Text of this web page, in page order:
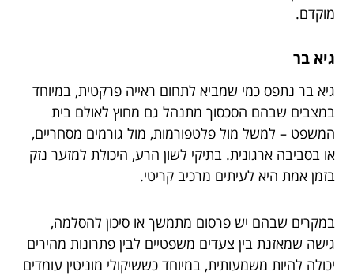
מוקדם.
גיא בר
גיא בר נתפס כמי שמביא לתחום ראייה פרקטית, במיוחד
במצבים שבהם הסכסוך מתנהל גם מחוץ לאולם בית
המשפט – למשל מול פלטפורמות, מול גורמים מסחריים,
או בסביבה ארגונית. בתיקי לשון הרע, היכולת למזער נזק
בזמן אמת היא לעיתים מרכיב קריטי.
במקרים שבהם יש פרסום מתמשך או סיכון להסלמה,
גישה שמאזנת בין צעדים משפטיים לבין פתרונות מהירים
יכולה להיות משמעותית, במיוחד כששיקולי מוניטין עומדים